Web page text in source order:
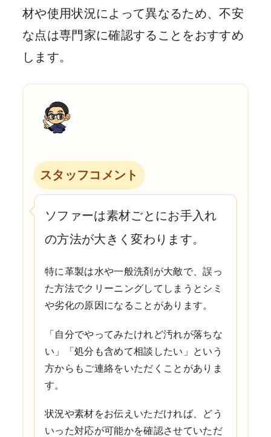
材や使用状況によって異なるため、不安
な点は専門家に確認することをおすすめ
します。
スタッフコメント
ソファーは素材ごとにお手入れ
の方法が大きく変わります。
特に革製は水や一般洗剤が大敵で、誤っ
た方法でクリーニングしてしまうとシミ
や劣化の原因になることがあります。
「自分でやってみたけれど汚れが落ちな
い」「処分も含めて相談したい」という
方からもご連絡をいただくことがありま
す。
状況や素材をお伝えいただければ、どう
いった対応が可能かを確認させていただ